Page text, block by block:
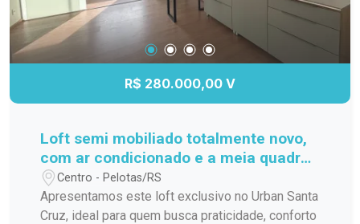
R$ 280.000,00 V
Loft semi mobiliado totalmente novo,
com ar condicionado e a meia quadra
da ucpel
Centro - Pelotas/RS
Apresentamos este loft exclusivo no Urban Santa
Cruz, ideal para quem busca praticidade, conforto